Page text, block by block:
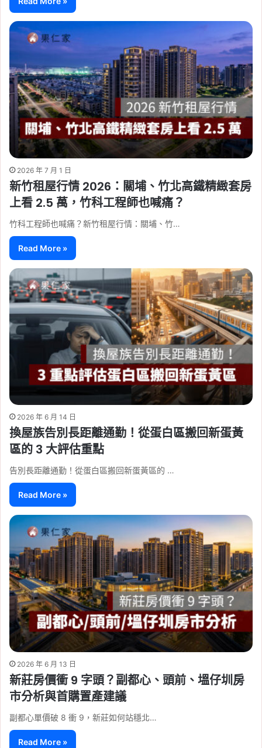
2026 年 7 月 1 日
新竹租屋行情 2026：關埔、竹北高鐵精緻套房
上看 2.5 萬，竹科工程師也喊痛？
竹科工程師也喊痛？新竹租屋行情：關埔、竹…
Read More »
2026 年 6 月 14 日
換屋族告別長距離通勤！從蛋白區搬回新蛋黃
區的 3 大評估重點
告別長距離通勤！從蛋白區搬回新蛋黃區的 …
Read More »
2026 年 6 月 13 日
新莊房價衝 9 字頭？副都心、頭前、塭仔圳房
市分析與首購置產建議
副都心單價破 8 衝 9，新莊如何站穩北…
Read More »